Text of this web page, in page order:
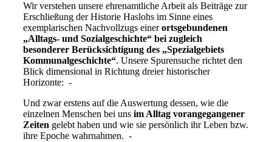
Wir verstehen unsere ehrenamtliche Arbeit als Beiträge zur
Erschließung der Historie Haslohs im Sinne eines
exemplarischen Nachvollzugs einerortsgebundenen
„Alltags- und Sozialgeschichte“ bei zugleich
besonderer Berücksichtigung des „Spezialgebiets
Kommunalgeschichte“. Unsere Spurensuche richtet den
Blick dimensional in Richtung dreier historischer
Horizonte: -
Und zwar erstens auf die Auswertung dessen, wie die
einzelnen Menschen bei unsim Alltag vorangegangener
Zeiten gelebt haben und wie sie persönlich ihr Leben bzw.
ihre Epoche wahrnahmen. -